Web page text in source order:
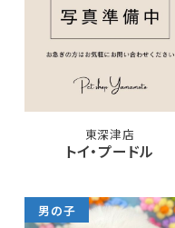
東深津店
トイ・プードル
男の子